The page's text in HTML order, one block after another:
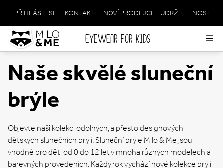
EYEWEAR FOR KIDS
META
NAVIGATION
PŘIHLÁSIT SE KONTAKT NOVÍ PRODEJCI UDRŽITELNOST
Naše skvělé sluneční
brýle
Objevte naši kolekci odolných, a přesto designových
dětských slunečních brýlí. Sluneční brýle Milo & Me jsou
vhodné pro děti od 0 do 12 let v mnoha různých modelech a
barevných provedeních. Každý rok vychází nové kolekce brýlí